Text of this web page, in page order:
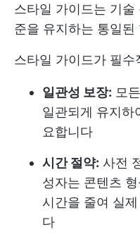
스타일 가이드는 기
준을 유지하는 통일된
스타일 가이드가 필수
일관성 보장: 모
일관되게 유지하
요합니다
시간 절약: 사전
성자는 콘텐츠
시간을 줄여 실
다